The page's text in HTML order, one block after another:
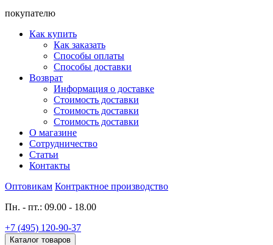
покупателю
Как купить
Как заказать
Способы оплаты
Способы доставки
Возврат
Информация о доставке
Стоимость доставки
Стоимость доставки
Стоимость доставки
О магазине
Сотрудничество
Статьи
Контакты
Оптовикам Контрактное производство
Пн. - пт.: 09.00 - 18.00
+7 (495) 120-90-37
Каталог товаров